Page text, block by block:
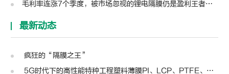
毛利率连涨7个季度，被市场忽视的锂电隔膜仍是盈利王者？| 见智研究
最新动态
疯狂的“隔膜之王”
5G时代下的高性能特种工程塑料薄膜PI、LCP、PTFE、PPS、PEEK、PEN